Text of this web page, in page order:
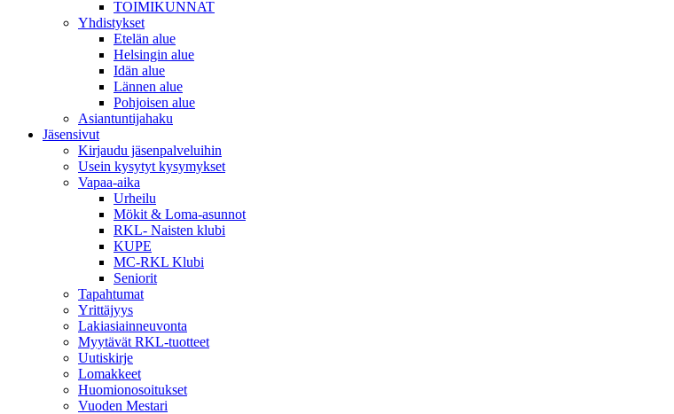
TOIMIKUNNAT
Yhdistykset
Etelän alue
Helsingin alue
Idän alue
Lännen alue
Pohjoisen alue
Asiantuntijahaku
Jäsensivut
Kirjaudu jäsenpalveluihin
Usein kysytyt kysymykset
Vapaa-aika
Urheilu
Mökit & Loma-asunnot
RKL- Naisten klubi
KUPE
MC-RKL Klubi
Seniorit
Tapahtumat
Yrittäjyys
Lakiasiainneuvonta
Myytävät RKL-tuotteet
Uutiskirje
Lomakkeet
Huomionosoitukset
Vuoden Mestari